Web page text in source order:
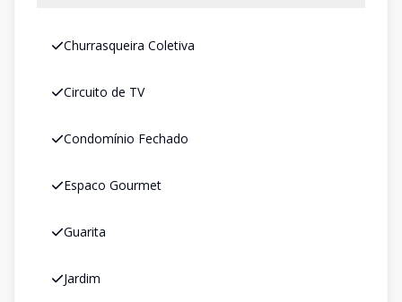
Churrasqueira Coletiva
Circuito de TV
Condomínio Fechado
Espaco Gourmet
Guarita
Jardim